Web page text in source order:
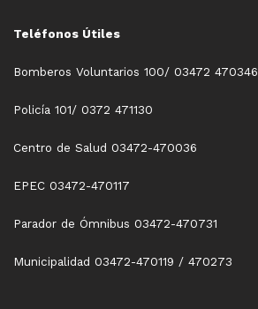
Teléfonos Útiles
Bomberos Voluntarios 100/ 03472 470346
Policía 101/ 0372 471130
Centro de Salud 03472-470036
EPEC 03472-470117
Parador de Ómnibus 03472-470731
Municipalidad 03472-470119 / 470273